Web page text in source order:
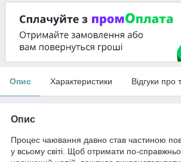
Опис Характеристики Відгуки про
Опис
Процес чаювання давно став частиною
у всьому світі. Щоб отримати по-